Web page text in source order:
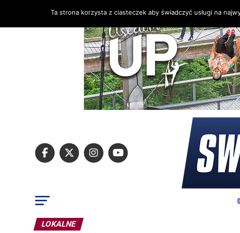
LOKALNE
Ta strona korzysta z ciasteczek aby świadczyć usługi na